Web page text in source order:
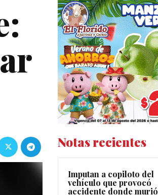
Notas recientes
Imputan a copiloto del
vehículo que provocó
accidente donde murió